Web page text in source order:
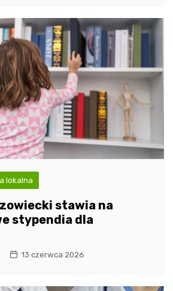
lokalna
stawia na
stypendia dla
13 czerwca 2026